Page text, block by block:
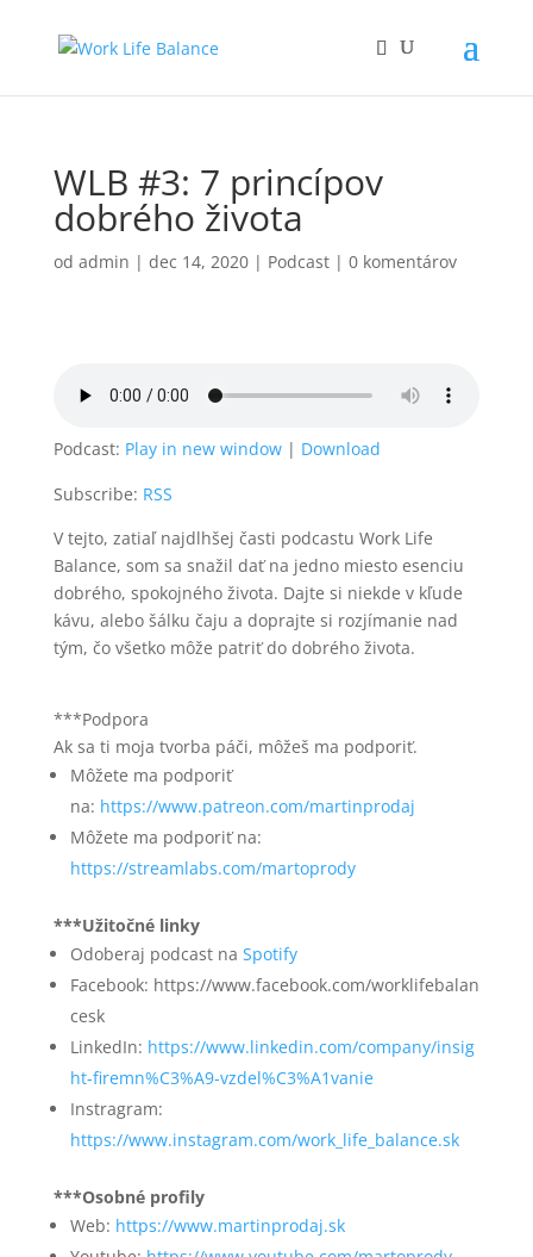
WLB #3: 7 princípov
dobrého života
od admin | dec 14, 2020| Podcast| 0 komentárov
Podcast: Play in new window| Download
Subscribe: RSS
V tejto, zatiaľ najdlhšej časti podcastu Work Life
Balance, som sa snažil dať na jedno miesto esenciu
dobrého, spokojného života. Dajte si niekde v kľude
kávu, alebo šálku čaju a doprajte si rozjímanie nad
tým, čo všetko môže patriť do dobrého života.
***Podpora
Ak sa ti moja tvorba páči, môžeš ma podporiť.
Môžete ma podporiť
na: https://www.patreon.com/martinprodaj
Môžete ma podporiť na:
https://streamlabs.com/martoprody
***Užitočné linky
Odoberaj podcast na Spotify
Facebook: https://www.facebook.com/worklifebalan
cesk
LinkedIn: https://www.linkedin.com/company/insig
ht-firemn%C3%A9-vzdel%C3%A1vanie
Instragram:
https://www.instagram.com/work_life_balance.sk
***Osobné profily
Web: https://www.martinprodaj.sk